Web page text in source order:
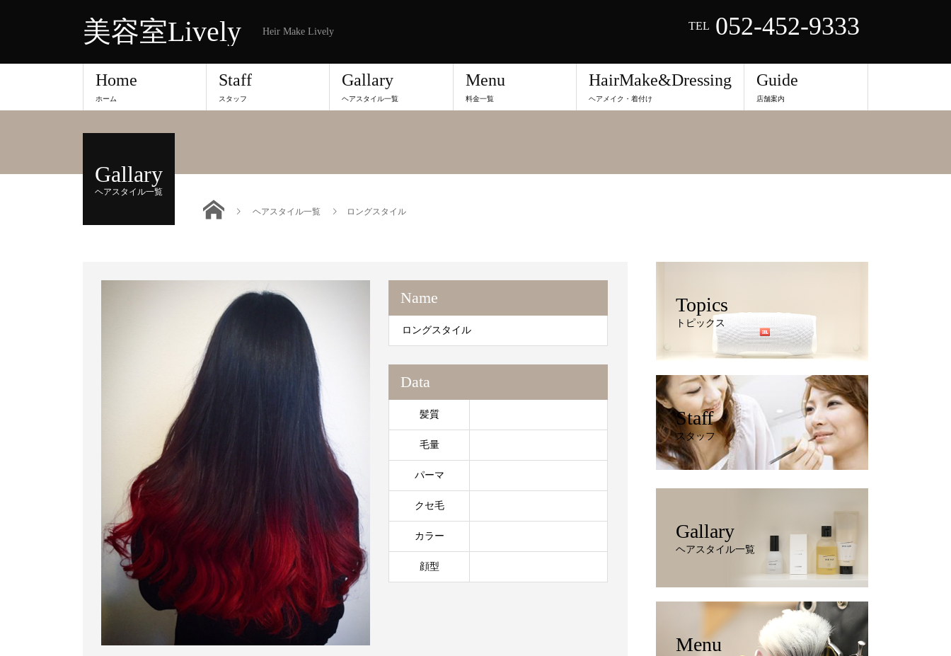
美容室Lively Heir Make Lively TEL 052-452-9333
Home
ホーム
Staff
スタッフ
Gallary
ヘアスタイル一覧
Menu
料金一覧
HairMake&Dressing
ヘアメイク・着付け
Guide
店舗案内
Gallary
ヘアスタイル一覧
ヘアスタイル一覧 ロングスタイル
Name
ロングスタイル
Data
髪質
毛量
パーマ
クセ毛
カラー
顔型
Topics
トピックス
Staff
スタッフ
Gallary
ヘアスタイル一覧
Menu